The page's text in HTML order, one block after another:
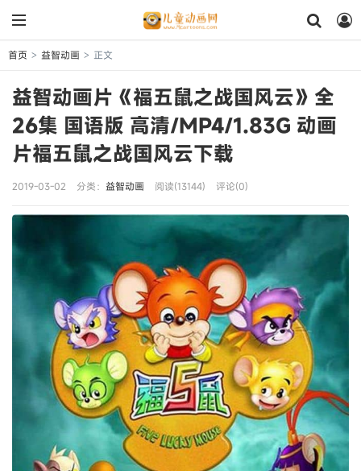
首页 > 益智动画 > 正文
益智动画片《福五鼠之战国风云》全
26集 国语版 高清/MP4/1.83G 动画
片福五鼠之战国风云下载
2019-03-02 分类： 益智动画 阅读(13144) 评论(0)